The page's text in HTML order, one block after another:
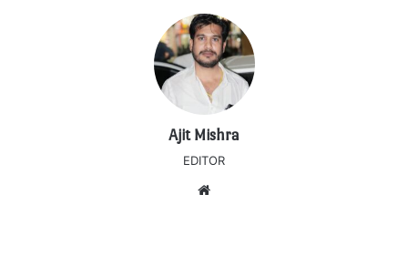
Ajit Mishra
EDITOR